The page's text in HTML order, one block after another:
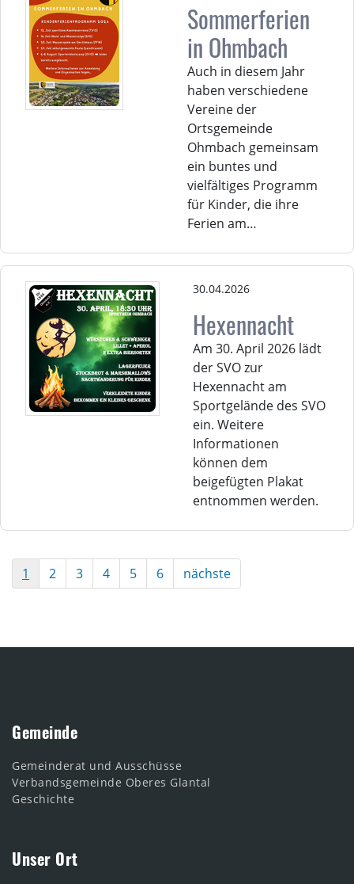
Sommerferien
in Ohmbach
Auch in diesem Jahr
haben verschiedene
Vereine der
Ortsgemeinde
Ohmbach gemeinsam
ein buntes und
vielfältiges Programm
für Kinder, die ihre
Ferien am…
30.04.2026
Hexennacht
Am 30. April 2026 lädt
der SVO zur
Hexennacht am
Sportgelände des SVO
ein. Weitere
Informationen
können dem
beigefügten Plakat
entnommen werden.
1 2 3 4 5 6 nächste
Gemeinde
Gemeinderat und Ausschüsse
Verbandsgemeinde Oberes Glantal
Geschichte
Unser Ort